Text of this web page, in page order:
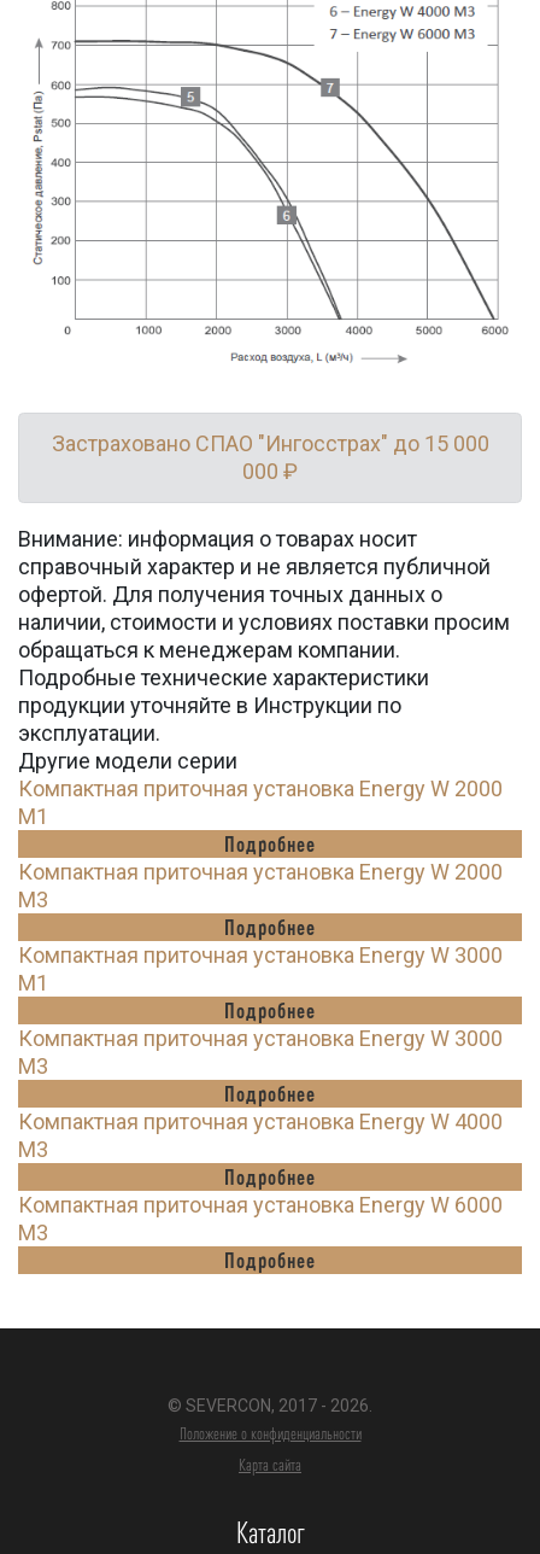
Застраховано СПАО "Ингосстрах" до 15 000
000 ₽
Внимание: информация о товарах носит
справочный характер и не является публичной
офертой. Для получения точных данных о
наличии, стоимости и условиях поставки просим
обращаться к менеджерам компании.
Подробные технические характеристики
продукции уточняйте в Инструкции по
эксплуатации.
Другие модели серии
Компактная приточная установка Energy W 2000
M1
Подробнее
Компактная приточная установка Energy W 2000
M3
Подробнее
Компактная приточная установка Energy W 3000
M1
Подробнее
Компактная приточная установка Energy W 3000
M3
Подробнее
Компактная приточная установка Energy W 4000
M3
Подробнее
Компактная приточная установка Energy W 6000
M3
Подробнее
© SEVERCON, 2017 - 2026.
Положение о конфиденциальности
Карта сайта
Каталог